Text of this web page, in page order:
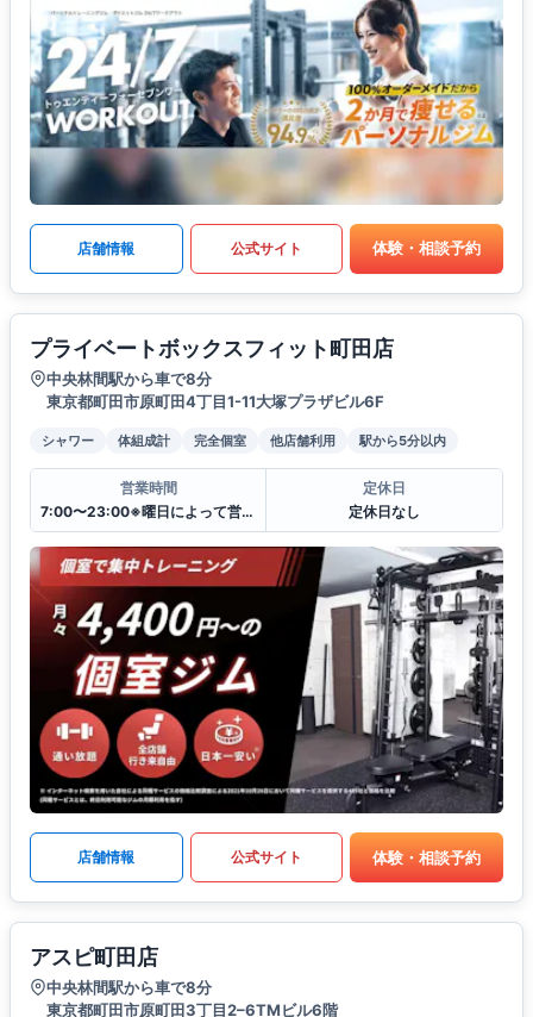
店舗情報 公式サイト 体験・相談予約
プライベートボックスフィット町田店
中央林間駅から車で8分
東京都町田市原町田4丁目1-11大塚プラザビル6F
シャワー 体組成計 完全個室 他店舗利用 駅から5分以内
営業時間
7:00〜23:00※曜日によって営業時間が異なる場合がございます.
定休日
定休日なし
店舗情報 公式サイト 体験・相談予約
アスピ町田店
中央林間駅から車で8分
東京都町田市原町田3丁目2–6TMビル6階